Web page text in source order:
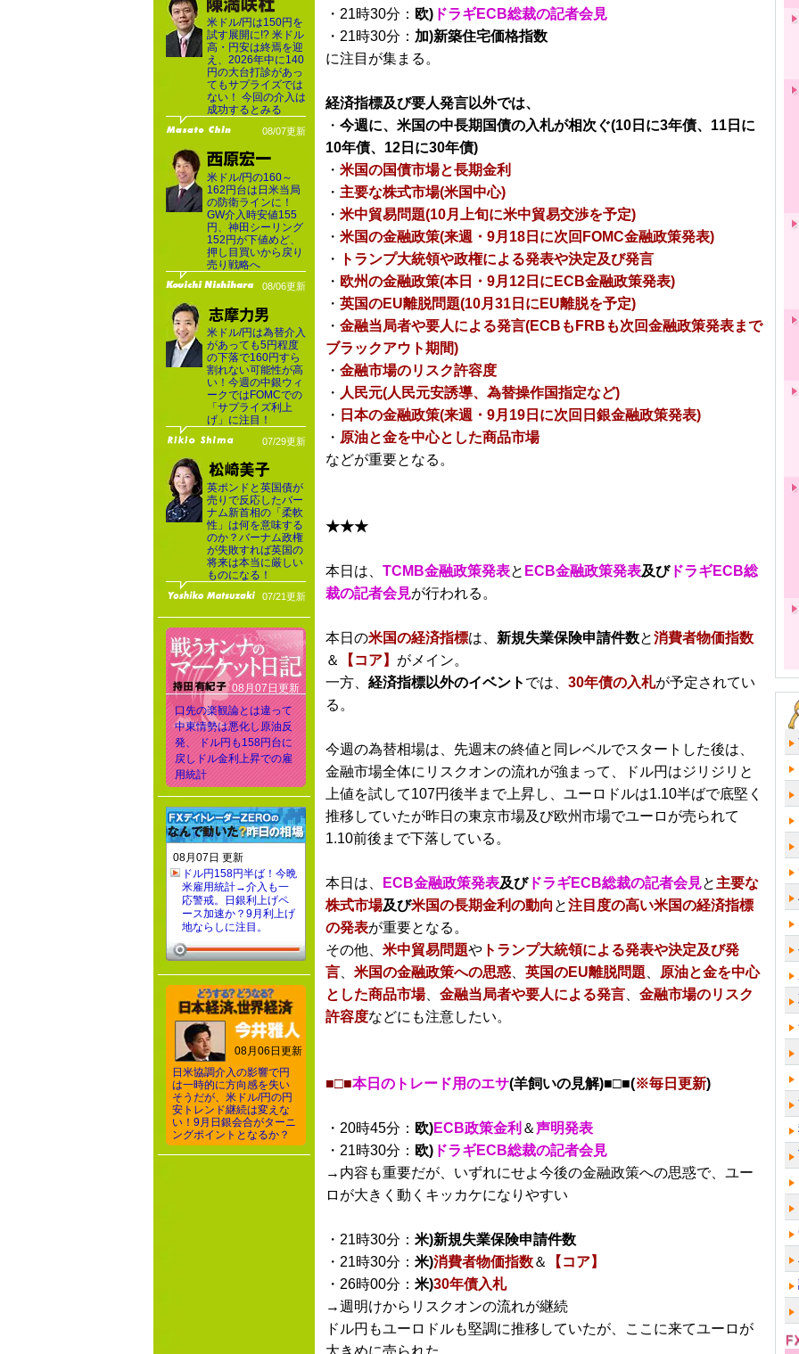
・21時30分： 欧) ドラギECB総裁の記者会見
・21時30分： 加)新築住宅価格指数
に注目が集まる。
経済指標及び要人発言以外では、
・ 今週に、米国の中長期国債の入札が相次ぐ(10日に3年債、11日に
10年債、12日に30年債)
・ 米国の国債市場と長期金利
・ 主要な株式市場(米国中心)
・ 米中貿易問題(10月上旬に米中貿易交渉を予定)
・ 米国の金融政策(来週・9月18日に次回FOMC金融政策発表)
・
トランプ大統領や政権による発表や決定及び発言
・ 欧州の金融政策(本日・9月12日にECB金融政策発表)
・ 英国のEU離脱問題(10月31日にEU離脱を予定)
・ 金融当局者や要人による発言(ECBもFRBも次回金融政策発表まで
ブラックアウト期間)
・ 金融市場のリスク許容度
・ 人民元(人民元安誘導、為替操作国指定など)
・ 日本の金融政策(来週・9月19日に次回日銀金融政策発表)
・ 原油と金を中心とした商品市場
などが重要となる。
★★★
本日は、 TCMB金融政策発表と ECB金融政策発表及びドラギECB総
裁の記者会見が行われる。
本日の米国の経済指標は、 新規失業保険申請件数と消費者物価指数
＆
【コア】 がメイン。
一方、 経済指標以外のイベント では、 30年債の入札が予定されてい
る。
今週の為替相場は、先週末の終値と同レベルでスタートした後は、
金融市場全体にリスクオンの流れが強まって、ドル円はジリジリと
上値を試して107円後半まで上昇し、ユーロドルは1.10半ばで底堅く
推移していたが昨日の東京市場及び欧州市場でユーロが売られて
1.10前後まで下落している。
本日は、 ECB金融政策発表及びドラギECB総裁の記者会見と 主要な
株式市場及び米国の長期金利の動向 と注目度の高い米国の経済指標
の発表が重要となる。
その他、 米中貿易問題や トランプ大統領による発表や決定及び発
言
米国の金融政策への思惑 英国のEU離脱問題
原油と金を中心
とした商品市場、 金融当局者や要人による発言
金融市場のリスク
許容度などにも注意したい。
■□■本日のトレード用のエサ(羊飼いの見解)■□■(※毎日更新)
・20時45分： 欧)ECB政策金利 ＆声明発表
・21時30分： 欧) ドラギECB総裁の記者会見
→内容も重要だが、いずれにせよ今後の金融政策への思惑で、ユー
ロが大きく動くキッカケになりやすい
・21時30分： 米)新規失業保険申請件数
・21時30分： 米)消費者物価指数＆
【コア】
・26時00分： 米)30年債入札
→週明けからリスクオンの流れが継続
ドル円もユーロドルも堅調に推移していたが、ここに来てユーロが
大きめに売られた
米ドル/円は150円を
試す展開に!? 米ドル
高・円安は終焉を迎
え、2026年中に140
円の大台打診があっ
てもサプライズでは
ない！ 今回の介入は
成功するとみる
08/07更新
米ドル/円の160～
162円台は日米当局
の防衛ラインに！
GW介入時安値155
円、神田シーリング
152円が下値めど、
押し目買いから戻り
売り戦略へ
08/06更新
米ドル/円は為替介入
があっても5円程度
の下落で160円すら
割れない可能性が高
い！今週の中銀ウィ
ークではFOMCでの
「サプライズ利上
げ」に注目！
07/29更新
英ポンドと英国債が
売りで反応したバー
ナム新首相の「柔軟
性」は何を意味する
のか？バーナム政権
が失敗すれば英国の
将来は本当に厳しい
ものになる！
07/21更新
08月07日更新
口先の楽観論とは違って
中東情勢は悪化し原油反
発、 ドル円も158円台に
戻しドル金利上昇での雇
用統計
08月07日 更新
ドル円158円半ば！今晩
米雇用統計→介入も一
応警戒。日銀利上げペ
ース加速か？9月利上げ
地ならしに注目。
08月06日更新
日米協調介入の影響で円
は一時的に方向感を失い
そうだが、米ドル/円の円
安トレンド継続は変えな
い！9月日銀会合がターニ
ングポイントとなるか？